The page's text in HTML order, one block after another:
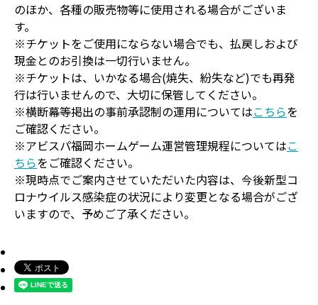
のほか、各種の販売物等に使用される場合がございま
す。
※チケットをご使用にならない場合でも、払戻しおよび
現金とのお引換は一切行いません。
※チケットは、いかなる場合(焼失、紛失など)でも再発
行は行いませんので、大切に保管してください。
※横断幕等掲出の事前承認制の運用についてはこちらを
ご確認ください。
※アビスパ福岡ホームゲーム運営管理規程についてはこ
ちらをご確認ください。
※現時点でご案内させていただいた内容は、今後新型コ
ロナウイルス感染症の状況により変更となる場合がござ
いますので、予めご了承ください。